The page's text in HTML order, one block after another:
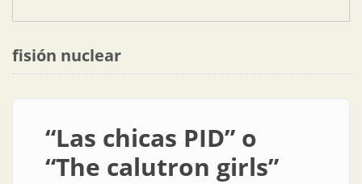
fisión nuclear
“Las chicas PID” o
“The calutron girls”